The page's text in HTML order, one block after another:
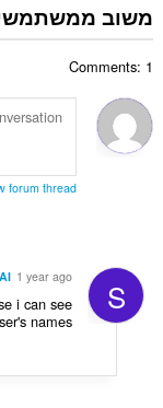
משוב
Comments: 1
forum thread
S
1 year ago
i can see
names